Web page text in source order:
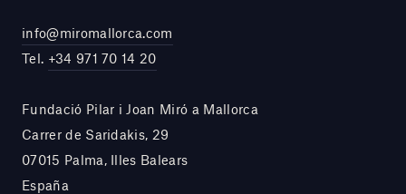
info@miromallorca.com
Tel. +34 971 70 14 20
Fundació Pilar i Joan Miró a Mallorca
Carrer de Saridakis, 29
07015 Palma, Illes Balears
España